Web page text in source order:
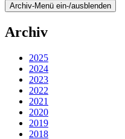
Archiv-Menü ein-/ausblenden
Archiv
2025
2024
2023
2022
2021
2020
2019
2018